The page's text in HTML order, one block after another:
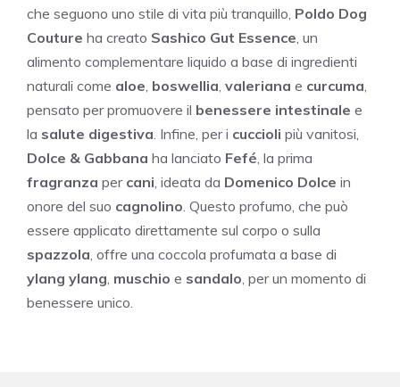
che seguono uno stile di vita più tranquillo, Poldo Dog
Couture ha creato Sashico Gut Essence, un
alimento complementare liquido a base di ingredienti
naturali come aloe, boswellia, valeriana e curcuma,
pensato per promuovere il benessere intestinale e
la salute digestiva. Infine, per i cuccioli più vanitosi,
Dolce & Gabbana ha lanciato Fefé, la prima
fragranza per cani, ideata da Domenico Dolce in
onore del suo cagnolino. Questo profumo, che può
essere applicato direttamente sul corpo o sulla
spazzola, offre una coccola profumata a base di
ylang ylang, muschio e sandalo, per un momento di
benessere unico.